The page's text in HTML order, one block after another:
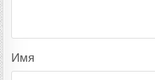
Имя